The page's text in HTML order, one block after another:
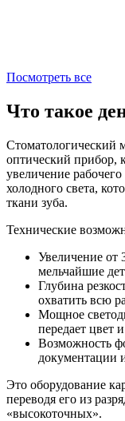
Посмотреть все
Что такое
Стоматологический
оптический прибор,
увеличение
холодного света,
ткани зуба.
Технические
Увеличение от
мельчайшие
Глубина
охватить всю
Мощное
передает цвет
Возможность
документации
Это оборудование
переводя его из
«высокоточных».